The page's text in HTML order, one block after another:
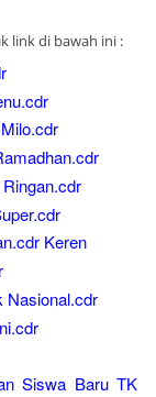
link di bawah ini :
Keren
Nasional.cdr
Siswa Baru TK